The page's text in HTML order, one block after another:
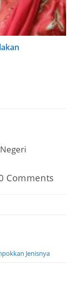
Comments
Jenisnya